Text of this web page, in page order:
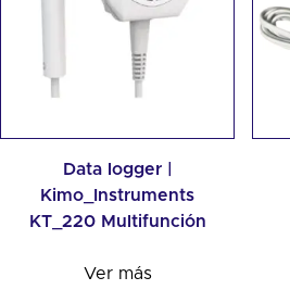
Data logger |
Kimo_Instruments
KT_220 Multifunción
Ver más